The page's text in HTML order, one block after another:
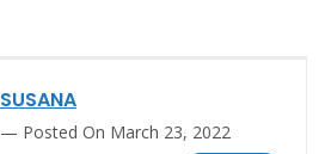
SUSANA
Posted On March 23, 2022